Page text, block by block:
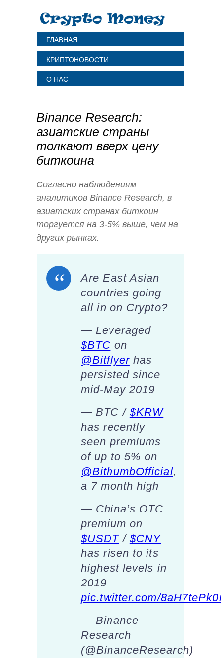
ГЛАВНАЯ
КРИПТОНОВОСТИ
О НАС
Binance Research:
азиатские страны
толкают вверх цену
биткоина
Согласно наблюдениям
аналитиков Binance Research, в
азиатских странах биткоин
торгуется на 3-5% выше, чем на
других рынках.
Are East Asian
countries going
all in on Crypto?
— Leveraged
$BTC on
@Bitflyerhas
persisted since
mid-May 2019
— BTC / $KRW
has recently
seen premiums
of up to 5% on
@BithumbOfficial,
a 7 month high
— China’s OTC
premium on
$USDT/ $CNY
has risen to its
highest levels in
2019
pic.twitter.com/
— Binance
Research
(@BinanceResearch)